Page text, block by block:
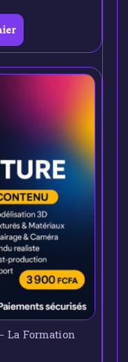
La Formation